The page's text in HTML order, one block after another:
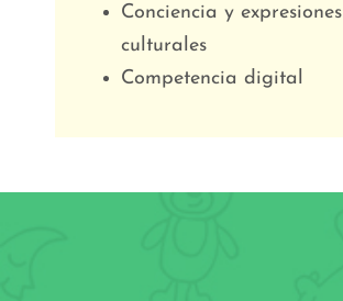
Conciencia y expresiones
culturales
Competencia digital